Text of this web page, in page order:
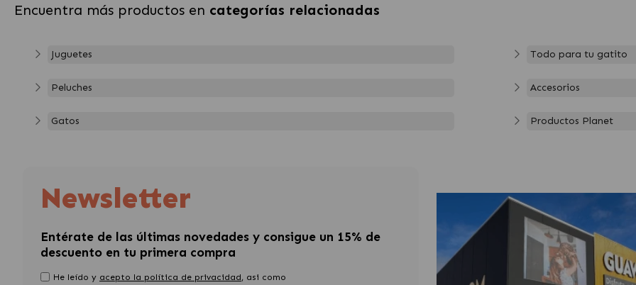
Encuentra más productos en categorías relacionadas
Juguetes
Peluches
Gatos
Todo para tu gatito
Accesorios
Productos Planet
Newsletter
Entérate de las últimas novedades y consigue un 15% de
descuento en tu primera compra
He leído y acepto la política de privacidad, asi como